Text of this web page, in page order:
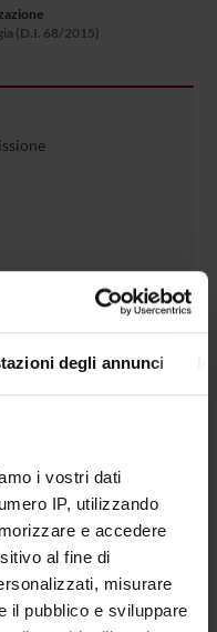
degli annunci
i vostri dati
IP, utilizzando
e accedere
al fine di
misurare
il pubblico e sviluppare
(D.I. 68/2015)